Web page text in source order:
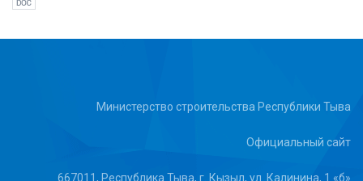
Министерство строительства Республики Тыва
Официальный сайт
667011, Республика Тыва, г. Кызыл, ул. Калинина, 1 «б»